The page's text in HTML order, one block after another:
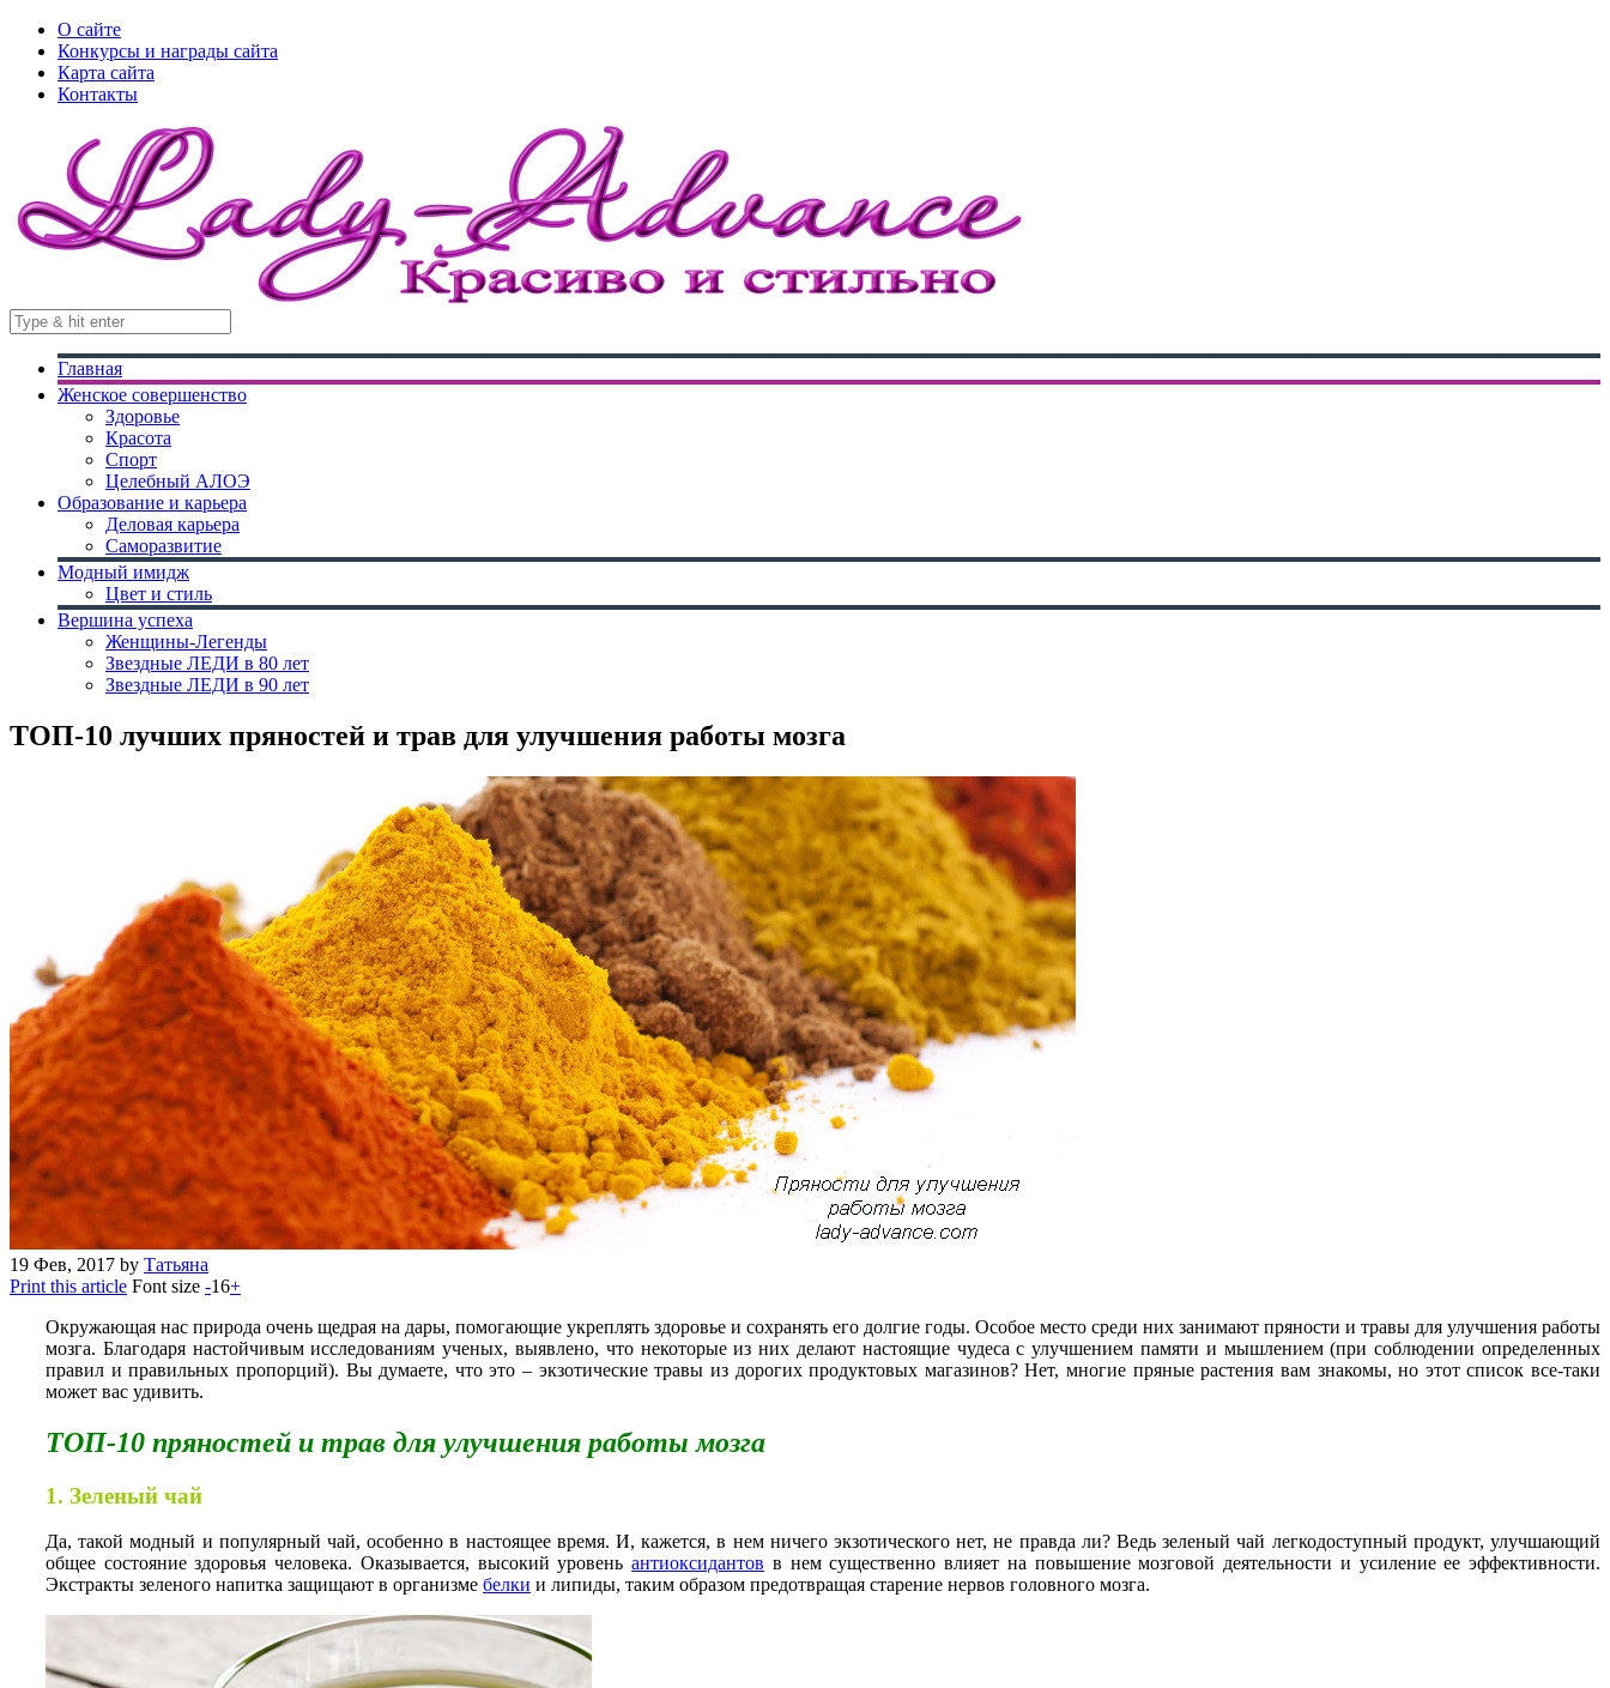
О сайте
Конкурсы и награды сайта
Карта сайта
Контакты
Главная
Женское совершенство
Здоровье
Красота
Спорт
Целебный АЛОЭ
Образование и карьера
Деловая карьера
Саморазвитие
Модный имидж
Цвет и стиль
Вершина успеха
Женщины-Легенды
Звездные ЛЕДИ в 80 лет
Звездные ЛЕДИ в 90 лет
ТОП-10 лучших пряностей и трав для улучшения работы мозга
19 Фев, 2017 by Татьяна
Print this article Font size -16+
Окружающая нас природа очень щедрая на дары, помогающие укреплять здоровье и сохранять его долгие годы. Особое место среди них занимают пряности и травы для улучшения работы
мозга. Благодаря настойчивым исследованиям ученых, выявлено, что некоторые из них делают настоящие чудеса с улучшением памяти и мышлением (при соблюдении определенных
правил и правильных пропорций). Вы думаете, что это – экзотические травы из дорогих продуктовых магазинов? Нет, многие пряные растения вам знакомы, но этот список все-таки
может вас удивить.
ТОП-10 пряностей и трав для улучшения работы мозга
1. Зеленый чай
Да, такой модный и популярный чай, особенно в настоящее время. И, кажется, в нем ничего экзотического нет, не правда ли? Ведь зеленый чай легкодоступный продукт, улучшающий
общее состояние здоровья человека. Оказывается, высокий уровеньантиоксидантов в нем существенно влияет на повышение мозговой деятельности и усиление ее эффективности.
Экстракты зеленого напитка защищают в организме белки и липиды, таким образом предотвращая старение нервов головного мозга.